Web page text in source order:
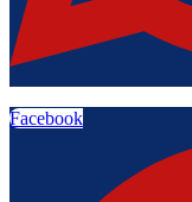
Facebook